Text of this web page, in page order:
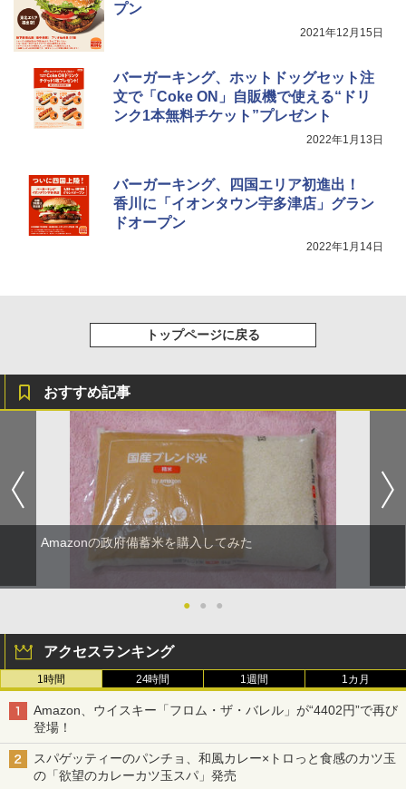
プン
2021年12月15日
バーガーキング、ホットドッグセット注
文で「Coke ON」自販機で使える“ドリ
ンク1本無料チケット”プレゼント
2022年1月13日
バーガーキング、四国エリア初進出！
香川に「イオンタウン宇多津店」グラン
ドオープン
2022年1月14日
トップページに戻る
おすすめ記事
Amazonの政府備蓄米を購入してみた
● ● ●
アクセスランキング
1時間 24時間 1週間 1カ月
Amazon、ウイスキー「フロム・ザ・バレル」が“4402円”で再び
登場！
スパゲッティーのパンチョ、和風カレー×トロっと食感のカツ玉
の「欲望のカレーカツ玉スパ」発売